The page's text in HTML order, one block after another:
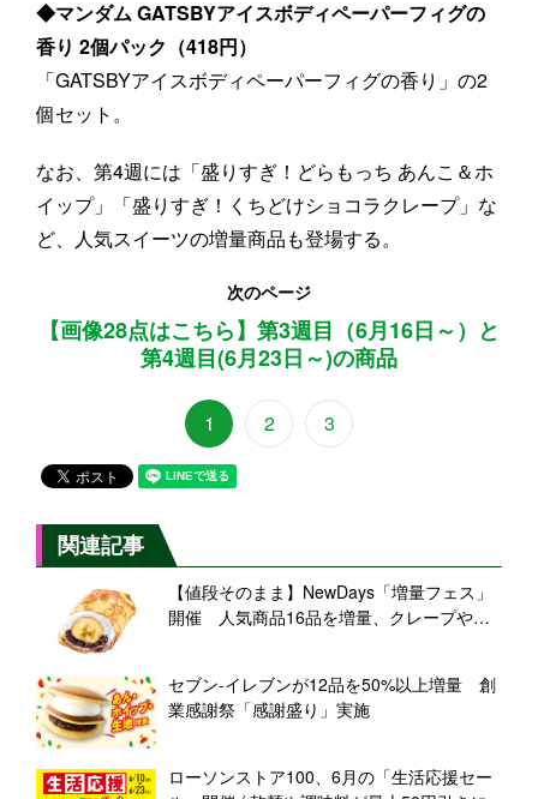
◆マンダム GATSBYアイスボディペーパーフィグの
香り 2個パック（418円）
「GATSBYアイスボディペーパーフィグの香り」の2
個セット。
なお、第4週には「盛りすぎ！どらもっち あんこ＆ホ
イップ」「盛りすぎ！くちどけショコラクレープ」な
ど、人気スイーツの増量商品も登場する。
次のページ
【画像28点はこちら】第3週目（6月16日～）と
第4週目(6月23日～)の商品
1 2 3
関連記事
【値段そのまま】NewDays「増量フェス」
開催 人気商品16品を増量、クレープや焼
セブン‐イレブンが12品を50%以上増量 創
業感謝祭「感謝盛り」実施
ローソンストア100、6月の「生活応援セー